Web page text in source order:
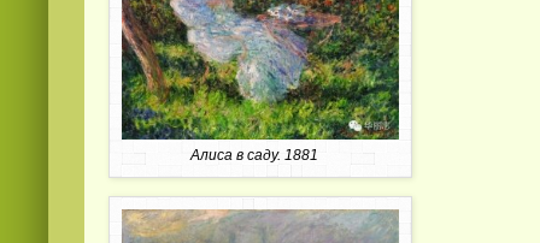
Алиса в саду. 1881